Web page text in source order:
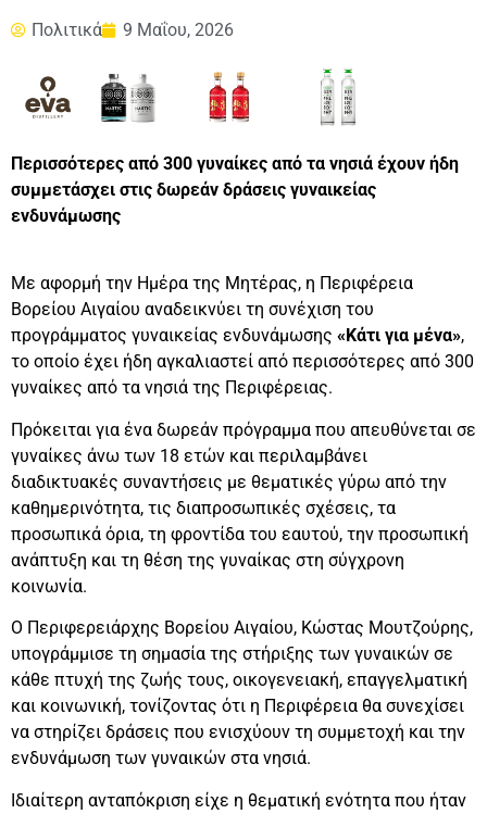
Πολιτικά 9 Μαΐου, 2026
Περισσότερες από 300 γυναίκες από τα νησιά έχουν ήδη
συμμετάσχει στις δωρεάν δράσεις γυναικείας
ενδυνάμωσης
Με αφορμή την Ημέρα της Μητέρας, η Περιφέρεια
Βορείου Αιγαίου αναδεικνύει τη συνέχιση του
προγράμματος γυναικείας ενδυνάμωσης «Κάτι για μένα»,
το οποίο έχει ήδη αγκαλιαστεί από περισσότερες από 300
γυναίκες από τα νησιά της Περιφέρειας.
Πρόκειται για ένα δωρεάν πρόγραμμα που απευθύνεται σε
γυναίκες άνω των 18 ετών και περιλαμβάνει
διαδικτυακές συναντήσεις με θεματικές γύρω από την
καθημερινότητα, τις διαπροσωπικές σχέσεις, τα
προσωπικά όρια, τη φροντίδα του εαυτού, την προσωπική
ανάπτυξη και τη θέση της γυναίκας στη σύγχρονη
κοινωνία.
Ο Περιφερειάρχης Βορείου Αιγαίου, Κώστας Μουτζούρης,
υπογράμμισε τη σημασία της στήριξης των γυναικών σε
κάθε πτυχή της ζωής τους, οικογενειακή, επαγγελματική
και κοινωνική, τονίζοντας ότι η Περιφέρεια θα συνεχίσει
να στηρίζει δράσεις που ενισχύουν τη συμμετοχή και την
ενδυνάμωση των γυναικών στα νησιά.
Ιδιαίτερη ανταπόκριση είχε η θεματική ενότητα που ήταν